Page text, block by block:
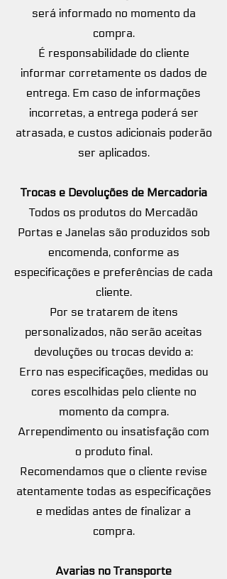
será informado no momento da
compra.
É responsabilidade do cliente
informar corretamente os dados de
entrega. Em caso de informações
incorretas, a entrega poderá ser
atrasada, e custos adicionais poderão
ser aplicados.
Trocas e Devoluções de Mercadoria
Todos os produtos do Mercadão
Portas e Janelas são produzidos sob
encomenda, conforme as
especificações e preferências de cada
cliente.
Por se tratarem de itens
personalizados, não serão aceitas
devoluções ou trocas devido a:
Erro nas especificações, medidas ou
cores escolhidas pelo cliente no
momento da compra.
Arrependimento ou insatisfação com
o produto final.
Recomendamos que o cliente revise
atentamente todas as especificações
e medidas antes de finalizar a
compra.
Avarias no Transporte